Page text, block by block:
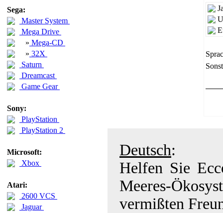
Sega:
Master System
Mega Drive
» Mega-CD
» 32X
Saturn
Dreamcast
Game Gear
Sony:
PlayStation
PlayStation 2
Microsoft:
Xbox
Atari:
2600 VCS
Jaguar
Deutsch:
Helfen Sie
Meeres-
vermißten